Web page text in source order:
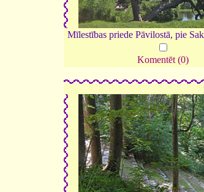
Mīlestības priede Pāvilostā, pie
Komentēt (0)